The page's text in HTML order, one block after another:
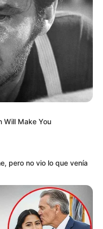
noticias que le
bien informado, por
de Alerta.
Will Make You
pero no vio lo que venía